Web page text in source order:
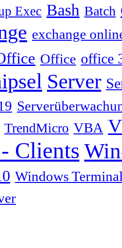
Exec Bash Batch
exchange
Office office
Server
TrendMicro VBA
Clients
Windows